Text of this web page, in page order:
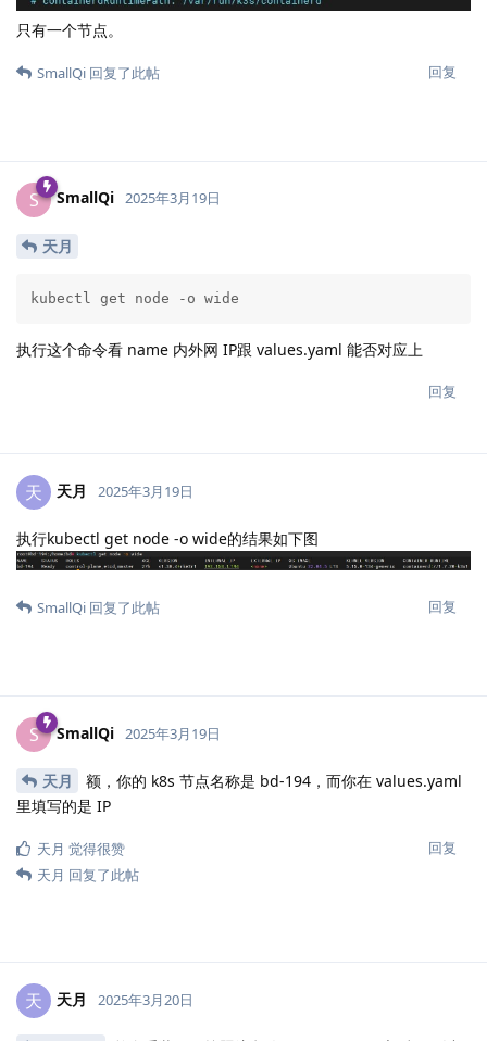
只有一个节点。
回复
SmallQi 回复了此帖
S SmallQi 2025年3月19日
天月
kubectl get node -o wide
执行这个命令看 name 内外网 IP跟 values.yaml 能否对应上
回复
天 天月 2025年3月19日
执行kubectl get node -o wide的结果如下图
回复
SmallQi 回复了此帖
S SmallQi 2025年3月19日
天月
额，你的 k8s 节点名称是 bd-194，而你在 values.yaml
里填写的是 IP
回复
天月 觉得很赞
天月 回复了此帖
天 天月 2025年3月20日